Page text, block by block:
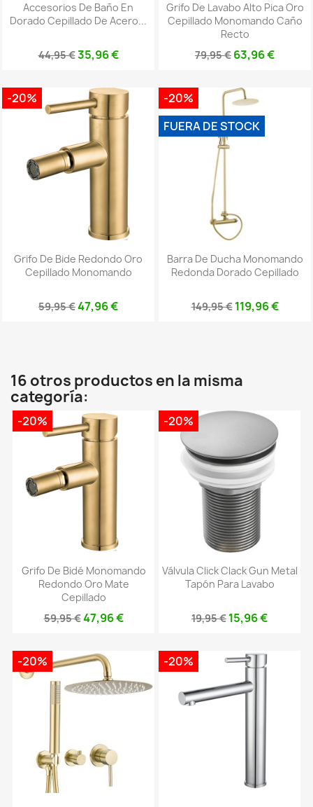
Accesorios De Baño En
Dorado Cepillado De Acero...
44,95 €35,96 €
Grifo De Lavabo Alto Pica Oro
Cepillado Monomando Caño
Recto
79,95 € 63,96 €
Grifo De Bide Redondo Oro
Cepillado Monomando
59,95 €47,96 €
-20%
Barra De Ducha Monomando
Redonda Dorado Cepillado
149,95 € 119,96 €
-20%
FUERA DE STOCK
16 otros productos en la misma
categoría:
Grifo De Bidé Monomando
Redondo Oro Mate
Cepillado
59,95 €47,96 €
-20%
Válvula Click Clack Gun Metal
Tapón Para Lavabo
19,95 € 15,96 €
-20%
-20% -20%